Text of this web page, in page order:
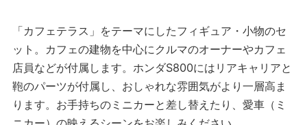
「カフェテラス」をテーマにしたフィギュア・小物のセ
ット。カフェの建物を中心にクルマのオーナーやカフェ
店員などが付属します。ホンダS800にはリアキャリアと
鞄のパーツが付属し、おしゃれな雰囲気がより一層高ま
ります。お手持ちのミニカーと差し替えたり、愛車（ミ